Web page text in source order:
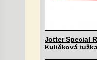
Jotter Special
Kuličková tužka